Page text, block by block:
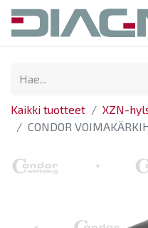
Kaikki tuotteet
XZN-
CONDOR